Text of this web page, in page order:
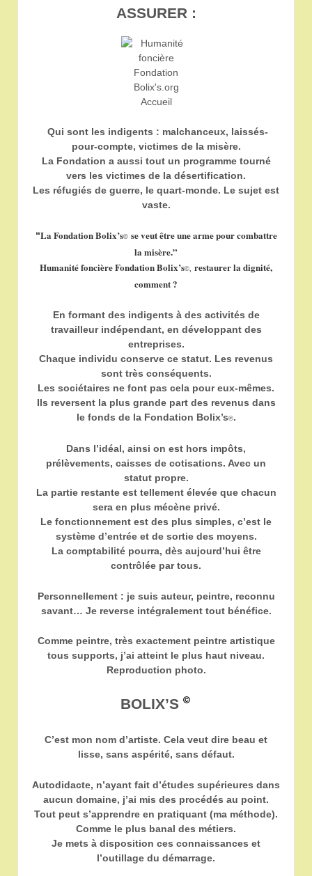
ASSURER :
Qui sont les indigents : malchanceux, laissés-
pour-compte, victimes de la misère.
La Fondation a aussi tout un programme tourné
vers les victimes de la désertification.
Les réfugiés de guerre, le quart-monde. Le sujet est
vaste.
“La Fondation Bolix’s©se veut être une arme pour combattre
la misère.”
Humanité foncière Fondation Bolix’s©, restaurer la dignité,
comment ?
En formant des indigents à des activités de
travailleur indépendant, en développant des
entreprises.
Chaque individu conserve ce statut. Les revenus
sont très conséquents.
Les sociétaires ne font pas cela pour eux-mêmes.
Ils reversent la plus grande part des revenus dans
le fonds de la Fondation Bolix’s©.
Dans l’idéal, ainsi on est hors impôts,
prélèvements, caisses de cotisations. Avec un
statut propre.
La partie restante est tellement élevée que chacun
sera en plus mécène privé.
Le fonctionnement est des plus simples, c’est le
système d’entrée et de sortie des moyens.
La comptabilité pourra, dès aujourd’hui être
contrôlée par tous.
Personnellement : je suis auteur, peintre, reconnu
savant… Je reverse intégralement tout bénéfice.
Comme peintre, très exactement peintre artistique
tous supports, j’ai atteint le plus haut niveau.
Reproduction photo.
BOLIX’S
C’est mon nom d’artiste. Cela veut dire beau et
lisse, sans aspérité, sans défaut.
Autodidacte, n’ayant fait d’études supérieures dans
aucun domaine, j’ai mis des procédés au point.
Tout peut s’apprendre en pratiquant (ma méthode).
Comme le plus banal des métiers.
Je mets à disposition ces connaissances et
l’outillage du démarrage.